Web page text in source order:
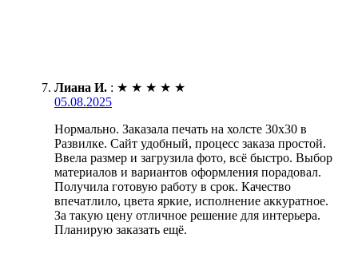
Лиана И. : ★ ★ ★ ★ ★
05.08.2025
Нормально. Заказала печать на холсте 30х30 в
Развилке. Сайт удобный, процесс заказа простой.
Ввела размер и загрузила фото, всё быстро. Выбор
материалов и вариантов оформления порадовал.
Получила готовую работу в срок. Качество
впечатлило, цвета яркие, исполнение аккуратное.
За такую цену отличное решение для интерьера.
Планирую заказать ещё.